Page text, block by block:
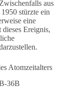
aus
stürzte ein
eine
Ereignis,
Atomzeitalters
36B